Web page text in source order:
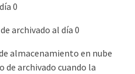
0
archivado al día 0
almacenamiento en nube
de archivado cuando la